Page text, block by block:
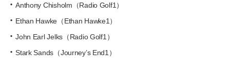
Anthony Chisholm（Radio Golf1）
Ethan Hawke（Ethan Hawke1）
John Earl Jelks（Radio Golf1）
Stark Sands（Journey’s End1）